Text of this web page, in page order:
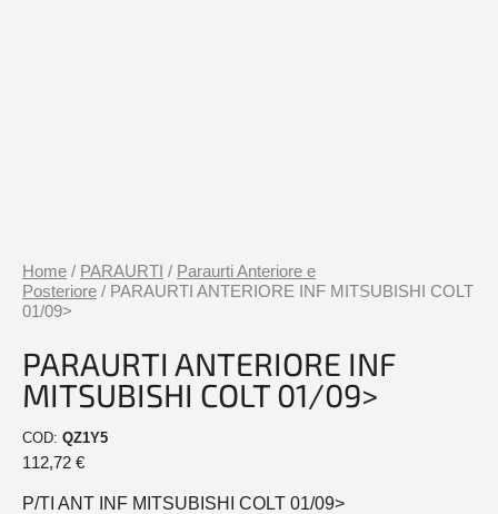
Home / PARAURTI / Paraurti Anteriore e
Posteriore / PARAURTI ANTERIORE INF MITSUBISHI COLT
01/09>
PARAURTI ANTERIORE INF
MITSUBISHI COLT 01/09>
COD: QZ1Y5
112,72 €
P/TI ANT INF MITSUBISHI COLT 01/09>